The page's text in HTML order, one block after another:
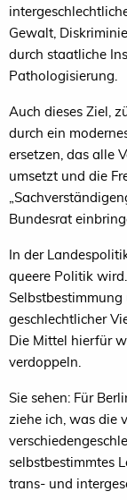
Gewalt,
durch staatliche
Pathologisierung.
Auch dieses Ziel,
durch ein
ersetzen, das alle
umsetzt und die
Bundesrat
In der
queere Politik
geschlechtlicher
Die Mittel hierfür
verdoppeln.
Sie sehen: Für
ziehe ich, was die
selbstbestimmtes
trans- und